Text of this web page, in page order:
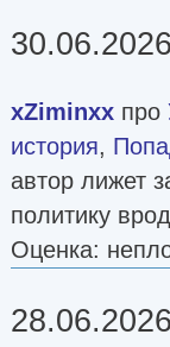
30.06.2026
xZiminxx про
история,
автор лижет
политику
Оценка:
28.06.2026